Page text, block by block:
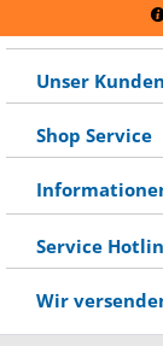
Unser
Shop Service
Service
Wir